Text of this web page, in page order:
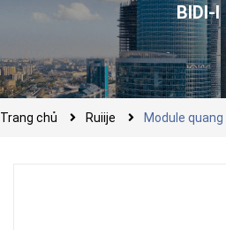
BIDI-I
Trang chủ Ruiije Module quang